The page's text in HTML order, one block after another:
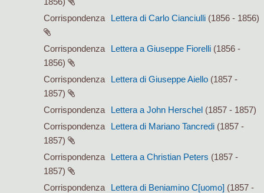
Corrispondenza
Lettera di Carlo Cianciulli (1856 - 1856)
Corrispondenza Lettera a Giuseppe Fiorelli (1856 -
1856)
Corrispondenza
Lettera di Giuseppe Aiello (1857 -
1857)
Corrispondenza
Lettera a John Herschel (1857 - 1857)
Corrispondenza
Lettera di Mariano Tancredi (1857 -
1857)
Corrispondenza
Lettera a Christian Peters (1857 -
1857)
Corrispondenza
Lettera di Beniamino C[uomo] (1857 -